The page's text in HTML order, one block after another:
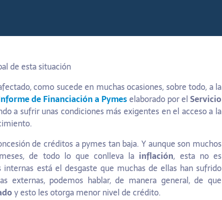
de esta situación
como sucede en muchas ocasiones, sobre todo, a la
de Financiación a Pymeselaborado por elServicio
a sufrir unas condiciones más exigentes en el acceso a la
de créditos a pymes tan baja. Y aunque son muchos
de todo lo que conlleva la inflación, esta no es
está el desgaste que muchas de ellas han sufrido
externas, podemos hablar, de manera general, de que
y esto les otorga menor nivel de crédito.